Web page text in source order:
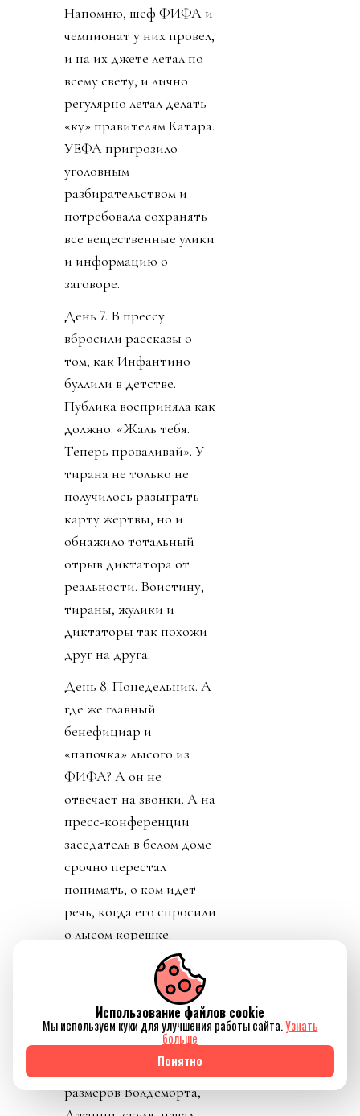
Напомню, шеф ФИФА и
чемпионат у них провел,
и на их джете летал по
всему свету, и лично
регулярно летал делать
«ку» правителям Катара.
УЕФА пригрозило
уголовным
разбирательством и
потребовала сохранять
все вещественные улики
и информацию о
заговоре.
День 7. В прессу
вбросили рассказы о
том, как Инфантино
буллили в детстве.
Публика восприняла как
должно. «Жаль тебя.
Теперь проваливай». У
тирана не только не
получилось разыграть
карту жертвы, но и
обнажило тотальный
отрыв диктатора от
реальности. Воистину,
тираны, жулики и
диктаторы так похожи
друг на друга.
День 8. Понедельник. А
где же главный
бенефициар и
«папочка» лысого из
ФИФА? А он не
отвечает на звонки. А на
пресс-конференции
заседатель в белом доме
срочно перестал
понимать, о ком идет
речь, когда его спросили
о лысом корешке.
Картинно вспомнив,
дон заявил, что не
Инфантино. Лишенный
благословения патрона,
скукожившийся до
размеров Волдеморта,
Использование файлов cookie
Мы используем куки для улучшения работы сайта.Узнать
больше
Понятно